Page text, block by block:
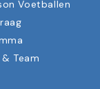
Voetballen
Team